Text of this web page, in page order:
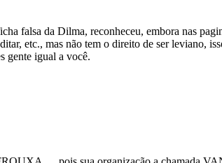
falsa da Dilma, reconheceu, embora nas
etc., mas não tem o direito de ser leviano,
gente igual a você.